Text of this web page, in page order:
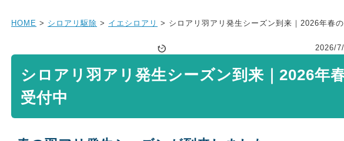
HOME > シロアリ駆除 > イエシロアリ > シロアリ羽アリ発生シーズン到来｜2026年春
2026/
シロアリ羽アリ発生シーズン到来｜2026年
受付中